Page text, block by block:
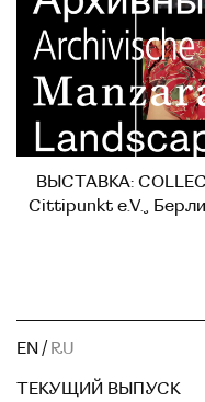
ВЫСТАВКА:
Cittipunkt e.V.,
EN / RU
ТЕКУЩИЙ ВЫПУСК